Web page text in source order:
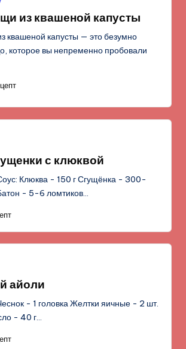
из квашеной капусты
квашеной капусты — это безумно
которое вы непременно пробовали
с клюквой
Клюква - 150 г Сгущёнка - 300-
- 5-6 ломтиков…
айоли
- 1 головка Желтки яичные - 2 шт.
- 40 г…